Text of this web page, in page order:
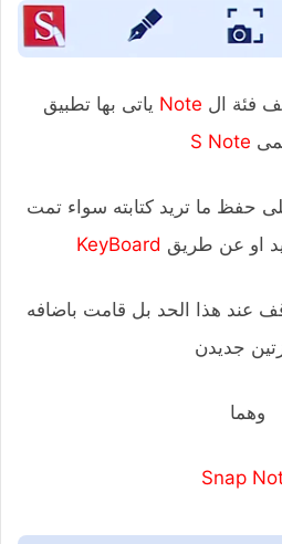
فئة ال Note ياتى بها تطبيق
S Note
حفظ ما تريد كتابته سواء تمت
او عن طريق KeyBoard
عند هذا الحد بل قامت باضافه
جديدن
وهما
Snap